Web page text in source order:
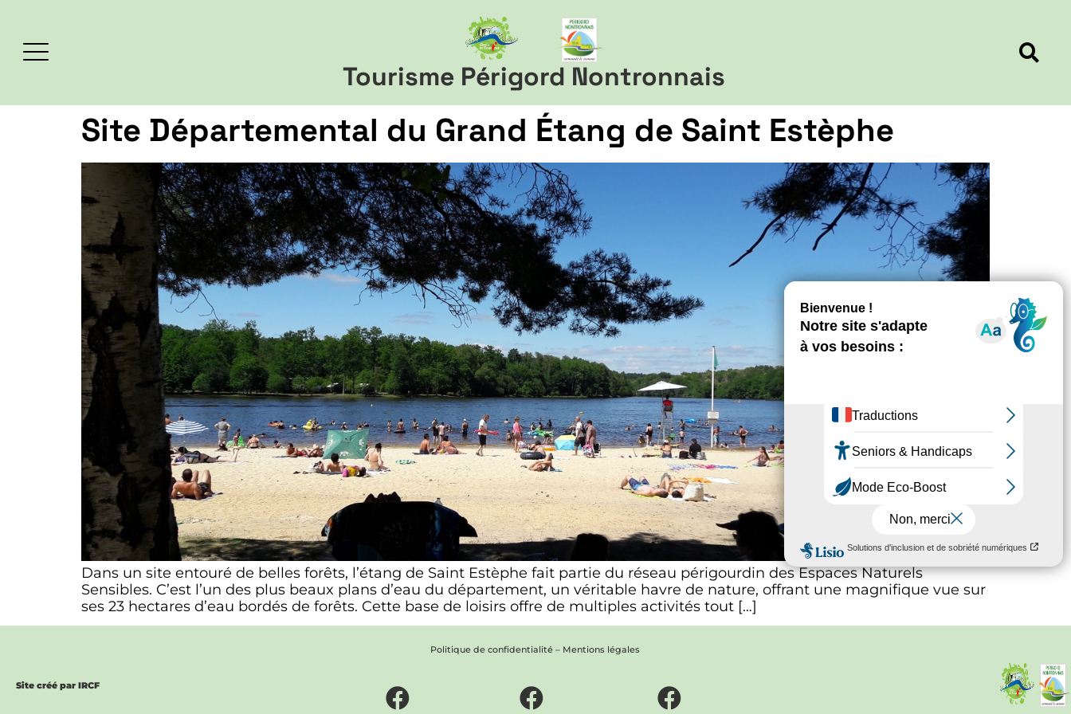
Tourisme Périgord Nontronnais
Site Départemental du Grand Étang de Saint Estèphe
Dans un site entouré de belles forêts, l’étang de Saint Estèphe fait partie du réseau périgourdin des Espaces Naturels
Sensibles. C’est l’un des plus beaux plans d’eau du département, un véritable havre de nature, offrant une magnifique vue sur
ses 23 hectares d’eau bordés de forêts. Cette base de loisirs offre de multiples activités tout […]
Site créé par IRCF
Politique de confidentialité – Mentions légales